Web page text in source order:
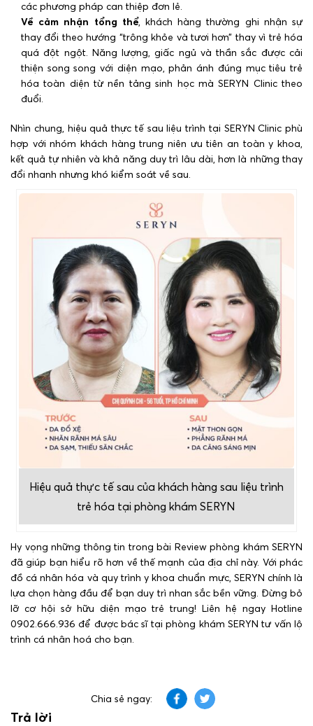
các phương pháp can thiệp đơn lẻ.
Về cảm nhận tổng thể, khách hàng thường ghi nhận sự
thay đổi theo hướng “trông khỏe và tươi hơn” thay vì trẻ hóa
quá đột ngột. Năng lượng, giấc ngủ và thần sắc được cải
thiện song song với diện mạo, phản ánh đúng mục tiêu trẻ
hóa toàn diện từ nền tảng sinh học mà SERYN Clinic theo
đuổi.
Nhìn chung, hiệu quả thực tế sau liệu trình tại SERYN Clinic phù
hợp với nhóm khách hàng trung niên ưu tiên an toàn y khoa,
kết quả tự nhiên và khả năng duy trì lâu dài, hơn là những thay
đổi nhanh nhưng khó kiểm soát về sau.
Hiệu quả thực tế sau của khách hàng sau liệu trình
trẻ hóa tại phòng khám SERYN
Hy vọng những thông tin trong bài Review phòng khám SERYN
đã giúp bạn hiểu rõ hơn về thế mạnh của địa chỉ này. Với phác
đồ cá nhân hóa và quy trình y khoa chuẩn mực, SERYN chính là
lựa chọn hàng đầu để bạn duy trì nhan sắc bền vững. Đừng bỏ
lỡ cơ hội sở hữu diện mạo trẻ trung! Liên hệ ngay Hotline
0902.666.936 để được bác sĩ tại phòng khám SERYN tư vấn lộ
trình cá nhân hoá cho bạn.
Chia sẻ ngay:
Trả lời